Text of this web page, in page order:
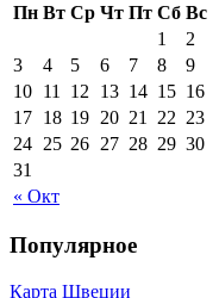
Пн Вт Ср Чт Пт Сб Вс
« Окт
1
2
3
4 5 6 7 8
9
10 11 12 13 14 15 16
17 18 19 20 21 22 23
24 25 26 27 28 29 30
31
Популярное
Карта Швеции